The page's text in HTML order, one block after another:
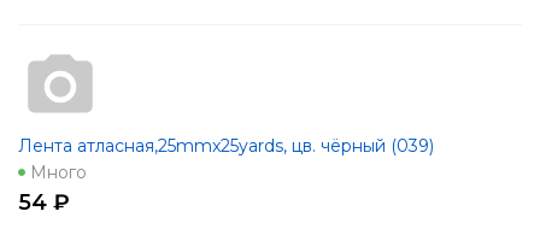
Лента атласная,25mmx25yards, цв. чёрный (039)
Много
54 ₽